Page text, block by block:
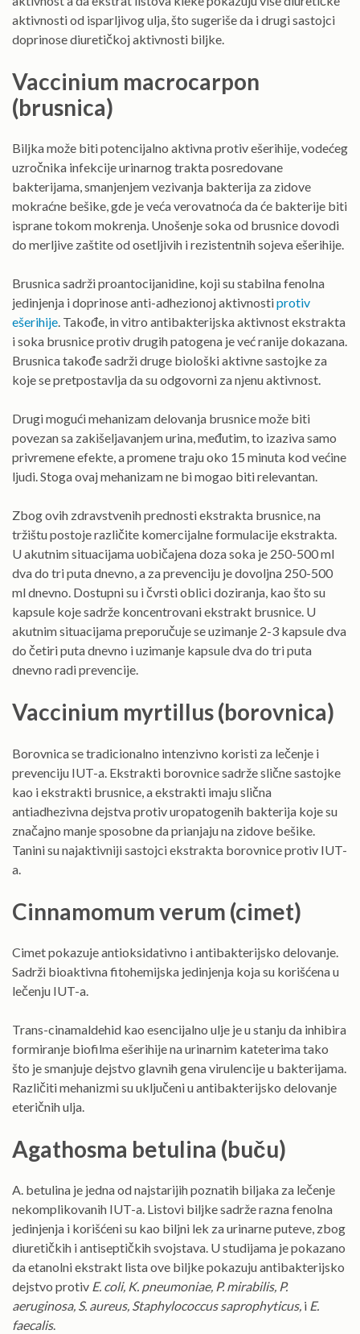
aktivnosti od isparljivog ulja, što sugeriše da i drugi sastojci
doprinose diuretičkoj aktivnosti biljke.
Vaccinium macrocarpon
(brusnica)
Biljka može biti potencijalno aktivna protiv ešerihije, vodećeg
uzročnika infekcije urinarnog trakta posredovane
bakterijama, smanjenjem vezivanja bakterija za zidove
mokraćne bešike, gde je veća verovatnoća da će bakterije biti
isprane tokom mokrenja. Unošenje soka od brusnice dovodi
do merljive zaštite od osetljivih i rezistentnih sojeva ešerihije.
Brusnica sadrži proantocijanidine, koji su stabilna fenolna
jedinjenja i doprinose anti-adhezionoj aktivnostiprotiv
ešerihije. Takođe, in vitro antibakterijska aktivnost ekstrakta
i soka brusnice protiv drugih patogena je već ranije dokazana.
Brusnica takođe sadrži druge biološki aktivne sastojke za
koje se pretpostavlja da su odgovorni za njenu aktivnost.
Drugi mogući mehanizam delovanja brusnice može biti
povezan sa zakišeljavanjem urina, međutim, to izaziva samo
privremene efekte, a promene traju oko 15 minuta kod većine
ljudi. Stoga ovaj mehanizam ne bi mogao biti relevantan.
Zbog ovih zdravstvenih prednosti ekstrakta brusnice, na
tržištu postoje različite komercijalne formulacije ekstrakta.
U akutnim situacijama uobičajena doza soka je 250-500 ml
dva do tri puta dnevno, a za prevenciju je dovoljna 250-500
ml dnevno. Dostupni su i čvrsti oblici doziranja, kao što su
kapsule koje sadrže koncentrovani ekstrakt brusnice. U
akutnim situacijama preporučuje se uzimanje 2-3 kapsule dva
do četiri puta dnevno i uzimanje kapsule dva do tri puta
dnevno radi prevencije.
Vaccinium myrtillus (borovnica)
Borovnica se tradicionalno intenzivno koristi za lečenje i
prevenciju IUT-a. Ekstrakti borovnice sadrže slične sastojke
kao i ekstrakti brusnice, a ekstrakti imaju slična
antiadhezivna dejstva protiv uropatogenih bakterija koje su
značajno manje sposobne da prianjaju na zidove bešike.
Tanini su najaktivniji sastojci ekstrakta borovnice protiv IUT-
a.
Cinnamomum verum (cimet)
Cimet pokazuje antioksidativno i antibakterijsko delovanje.
Sadrži bioaktivna fitohemijska jedinjenja koja su korišćena u
lečenju IUT-a.
Trans-cinamaldehid kao esencijalno ulje je u stanju da inhibira
formiranje biofilma ešerihije na urinarnim kateterima tako
što je smanjuje dejstvo glavnih gena virulencije u bakterijama.
Različiti mehanizmi su uključeni u antibakterijsko delovanje
eteričnih ulja.
Agathosma betulina (buču)
A. betulina je jedna od najstarijih poznatih biljaka za lečenje
nekomplikovanih IUT-a. Listovi biljke sadrže razna fenolna
jedinjenja i korišćeni su kao biljni lek za urinarne puteve, zbog
diuretičkih i antiseptičkih svojstava. U studijama je pokazano
da etanolni ekstrakt lista ove biljke pokazuju antibakterijsko
dejstvo protiv E. coli, K. pneumoniae, P. mirabilis, P.
aeruginosa, S. aureus, Staphylococcus saprophyticus, i E.
faecalis.